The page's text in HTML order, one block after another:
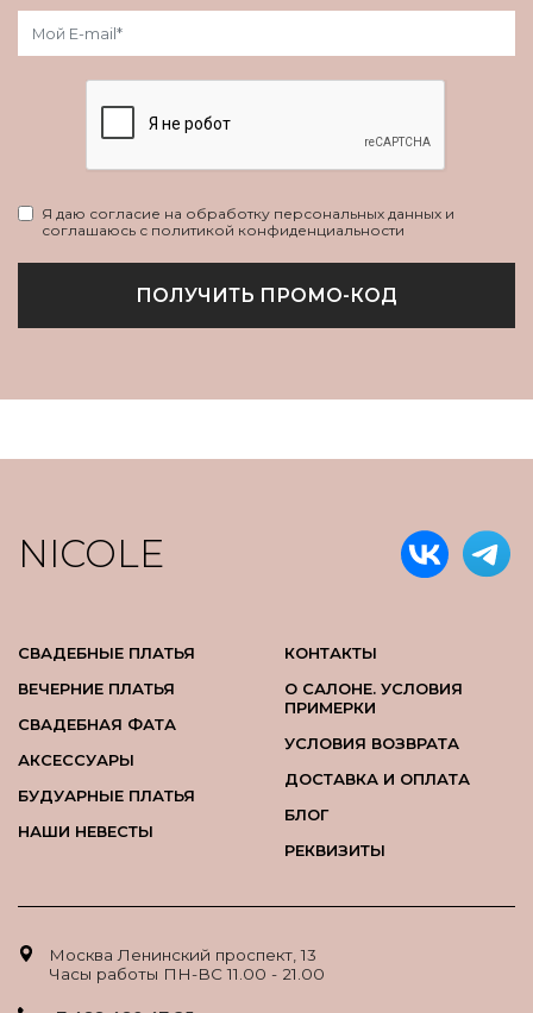
Я даю согласие на обработку персональных данных и
соглашаюсь с политикой конфиденциальности
ПОЛУЧИТЬ ПРОМО-КОД
NICOLE
СВАДЕБНЫЕ ПЛАТЬЯ
ВЕЧЕРНИЕ ПЛАТЬЯ
СВАДЕБНАЯ ФАТА
АКСЕССУАРЫ
БУДУАРНЫЕ ПЛАТЬЯ
НАШИ НЕВЕСТЫ
КОНТАКТЫ
О САЛОНЕ. УСЛОВИЯ
ПРИМЕРКИ
УСЛОВИЯ ВОЗВРАТА
ДОСТАВКА И ОПЛАТА
БЛОГ
РЕКВИЗИТЫ
Москва Ленинский проспект, 13
Часы работы ПН-ВС 11.00 - 21.00